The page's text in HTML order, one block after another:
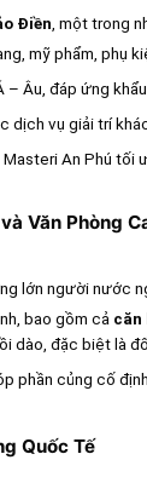
Điền, một trong
mỹ phẩm, phụ
– Âu, đáp ứng
dịch vụ giải trí
An Phú tối
Văn Phòng
lớn người nước
bao gồm cả căn
dào, đặc biệt là
phần củng cố
Quốc Tế